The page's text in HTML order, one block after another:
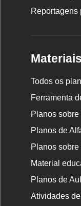
Reportagens
Todos os
Ferramenta
Planos
Planos de
Planos
Material
Planos de
Atividades